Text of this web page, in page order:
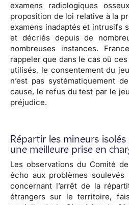
examens radiologiques
proposition de loi relative à la
examens inadaptés et intrusifs
et décriés depuis de
nombreuses instances.
rappeler que dans le cas où
utilisés, le consentement du
n’est pas systématiquement
cause, le refus du test par le
préjudice.
Répartir les mineurs
une meilleure prise en
Les observations du Comité
écho aux problèmes soulevés
concernant l’arrêt de la
étrangers sur le territoire,